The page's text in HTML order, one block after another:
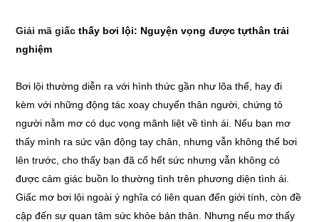
Giải mã giấcthấy bơi lội: Nguyện vọng được tựthân trải
nghiệm
Bơi lội thường diễn ra với hình thức gần như lõa thể, hay đi
kèm với những động tác xoay chuyển thân người, chứng tỏ
người nằm mơ có dục vọng mãnh liệt về tình ái. Nếu bạn mơ
thấy mình ra sức vận động tay chân, nhưng vẫn không thể bơi
lên trước, cho thấy bạn đã cố hết sức nhưng vẫn không có
được cảm giác buồn lo thường tình trên phương diện tình ái.
Giấc mơ bơi lội ngoài ý nghĩa có liên quan đến giới tính, còn đề
cập đến sự quan tâm sức khỏe bản thân. Nhưng nếu mơ thấy